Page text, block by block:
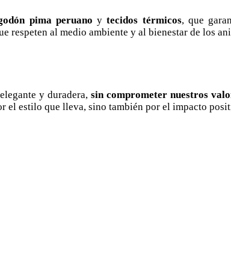
pima peruano ytecidos térmicos, que
respeten al medio ambiente y al bienestar de los
y duradera, sin comprometer nuestros
el estilo que lleva, sino también por el impacto